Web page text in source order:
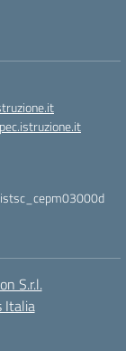
istsc_cepm03000d
S.r.l.
Italia